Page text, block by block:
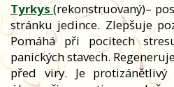
Tyrkys(rekonstruovaný)–
stránku jedince. Zlepšuje
Pomáhá při pocitech
panických stavech.
před viry. Je